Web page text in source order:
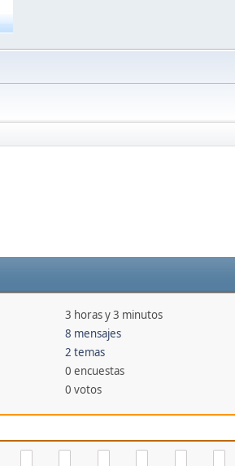
3 horas y 3 minutos
8 mensajes
2 temas
0 encuestas
0 votos